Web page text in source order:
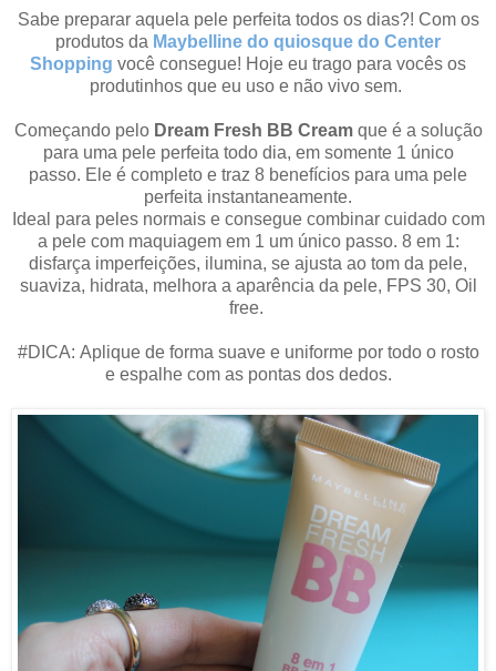
Sabe preparar aquela pele perfeita todos os dias?! Com os
produtos da Maybelline do quiosque do Center
Shopping você consegue! Hoje eu trago para vocês os
produtinhos que eu uso e não vivo sem.
Começando pelo Dream Fresh BB Creamque é a solução
para uma pele perfeita todo dia, em somente 1 único
passo. Ele é completo e traz 8 benefícios para uma pele
perfeita instantaneamente.
Ideal para peles normais e conseguecombinar cuidado com
a pele com maquiagem em 1 um único passo. 8 em 1:
disfarça imperfeições, i lumina, se ajusta ao tom da pele,
suaviza, hidrata, melhora a aparência da pele, FPS 30, Oil
free.
#DICA: Aplique de forma suave e uniforme por todo o rosto
e espalhe com as pontas dos dedos.